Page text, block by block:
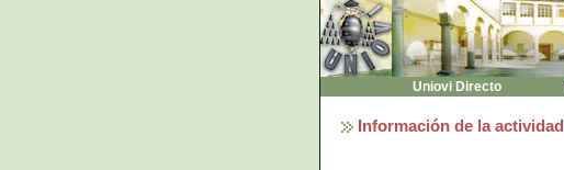
Uniovi Directo
Información de la actividad